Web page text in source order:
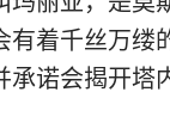
有着千丝万缕
承诺会揭开塔